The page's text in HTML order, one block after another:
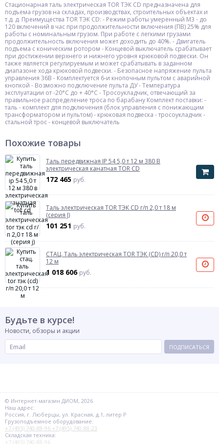
Стационарная таль электрическая TOR ТЭК CD предназначена для
подъема грузов на складах, производствах, строительных объектах и
т.д. д. Преимущества TOR ТЭК CD: - Режим работы умеренный М3 - до
120 включений в час при продолжительности включения (ПВ) 25% для
работы с номинальным грузом. При работе с легкими грузами
продолжительность включения может доходить до 40%. - Двигатель
подъема с коническим ротором - Концевой выключатель срабатывает
при достижении верхнего и нижнего уровня крюковой подвески. Он
также является регулируемым и может срабатывать в заданном
диапазоне хода крюковой подвески. - Безопасное напряжение пульта
управления 36В - Комплектуется 6-и кнопочным пультом с аварийной
кнопкой - Возможно подключение пульта ДУ - Температура
эксплуатации от -20°C до + 40°C - Тросоукладчик, отвечающий за
правильное распределение троса по барабану Комплект поставки: -
таль - комплект для подключения (блок управления с понижающим
трансформатором и пультом) - крюковая подвеска - тросоукладчик -
стальной трос - концевой выключатель
Похожие товары
Таль передвижная IP 54 5,0 т 12 м 380 В
электрическая канатная TOR CD
172 465 руб.
Таль электрическая TOR ТЭК CD г/п 2,0 т 18 м
(серия J)
101 251 руб.
СТАЦ. Таль электрическая TOR ТЭК (CD) г/п 20,0 т
12 м
1 018 606 руб.
Будьте в курсе!
Новости, обзоры и акции
ПОДПИСАТЬСЯ
© Интернет-магазин ДИОМ, 2026
Наш адрес:
Россия, г. Люберцы, ул. Красная, д.1, литер Р
Грузоподъемное оборудование:
+7 (495) 740-88-96 +7 (495) 740-88-23
Складская техника:
+7 (495) 740-88-96